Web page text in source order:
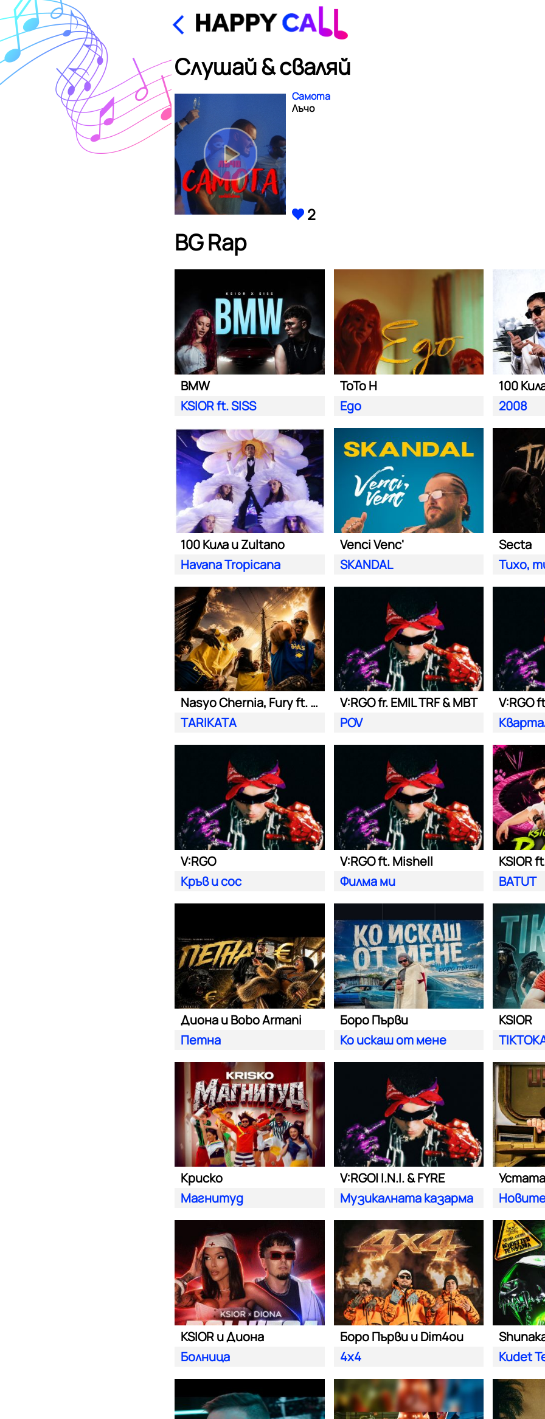
Слушай & сваляй
Самота
Лъчо
2
BG Rap
BMW
KSIOR ft. SISS
ToTo H
Ego
100
2008
100 Кила и Zultano
Havana Tropicana
Venci Venc'
SKANDAL
Secta
Тихо,
Nasyo Chernia, Fury ft. Bobo Armani
TARIKATA
V:RGO fr. EMIL TRF & MBT
POV
V:RGO
V:RGO
Кръв и сос
V:RGO ft. Mishell
Филма ми
KSIOR
BATUT
Диона и Bobo Armani
Петна
Боро Първи
Ко искаш от мене
KSIOR
Криско
Магнитуд
V:RGO| I.N.I. & FYRE
Музикалната казарма
KSIOR и Диона
Болница
Боро Първи и Dim4ou
4x4
Kudet